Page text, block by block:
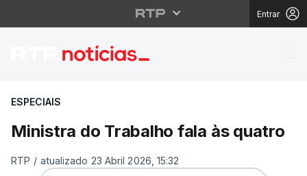
Entrar
Ministra do Trabalho
ESPECIAIS
Ministra do Trabalho fala às quatro
RTP / atualizado 23 Abril 2026, 15:32